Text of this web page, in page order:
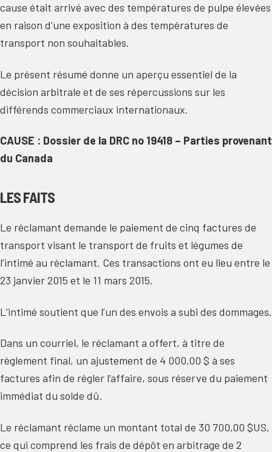
cause était arrivé avec des températures de pulpe élevées
en raison d’une exposition à des températures de
transport non souhaitables.
Le présent résumé donne un aperçu essentiel de la
décision arbitrale et de ses répercussions sur les
différends commerciaux internationaux.
CAUSE : Dossier de la DRC no 19418 – Parties provenant
du Canada
LES FAITS
Le réclamant demande le paiement de cinq factures de
transport visant le transport de fruits et légumes de
l’intimé au réclamant. Ces transactions ont eu lieu entre le
23 janvier 2015 et le 11 mars 2015.
L’intimé soutient que l’un des envois a subi des dommages.
Dans un courriel, le réclamant a offert, à titre de
règlement final, un ajustement de 4 000,00 $ à ses
factures afin de régler l’affaire, sous réserve du paiement
immédiat du solde dû.
Le réclamant réclame un montant total de 30 700,00 $US,
ce qui comprend les frais de dépôt en arbitrage de 2